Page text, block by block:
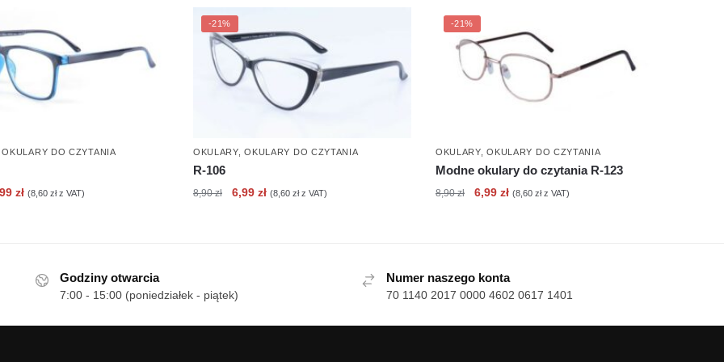
OKULARY DO CZYTANIA
złAktualna
(8,60 złz VAT)
-21%
OKULARY,OKULARY DO CZYTANIA
R-106
8,90zł
Pierwotna
6,99 złAktualna
(8,60 złz VAT)
-21%
OKULARY,OKULARY DO CZYTANIA
Modne okulary do czytania R-123
8,90zł
Pierwotna
6,99 złAktualna
(8,60 złz VAT)
Godziny otwarcia
7:00 - 15:00 (poniedziałek - piątek)
Numer naszego konta
70 1140 2017 0000 4602 0617 1401